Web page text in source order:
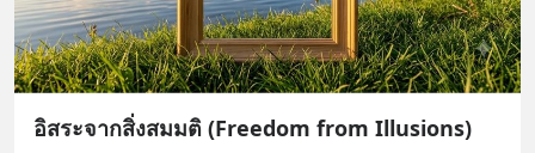
อิสระจากสิ่งสมมติ (Freedom from Illusions)